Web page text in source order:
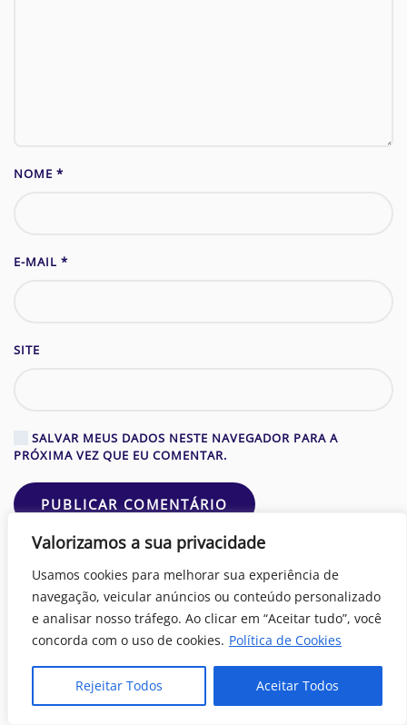
Valorizamos a sua privacidade
Usamos cookies para melhorar sua experiência de
navegação, veicular anúncios ou conteúdo personalizado
e analisar nosso tráfego. Ao clicar em “Aceitar tudo”, você
concorda com o uso de cookies. Política de Cookies
Rejeitar Todos Aceitar Todos
NOME *
E-MAIL *
SITE
SALVAR MEUS DADOS NESTE NAVEGADOR PARA A
PRÓXIMA VEZ QUE EU COMENTAR.
PUBLICAR COMENTÁRIO
Este site utiliza o Akismet para reduzir spam.
como seus dados em comentários são processados
ANTERIOR PRÓXIMO